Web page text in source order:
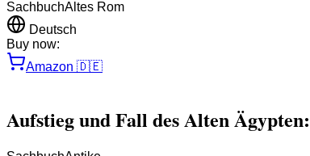
SachbuchAltes Rom
Deutsch
Buy now:
Amazon 🇩🇪
Aufstieg und Fall des Alten